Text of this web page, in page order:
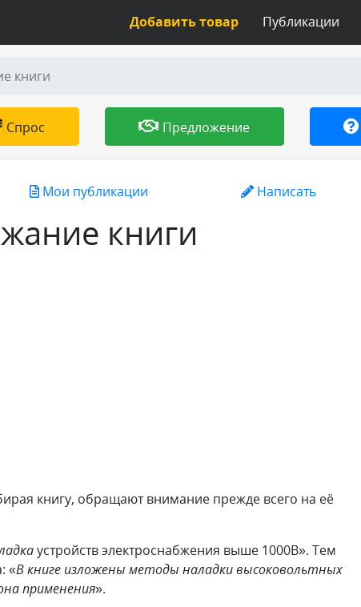
Публикации
Добавить товар
книги
Спрос Предложение
Мои публикации Написать
книги
книгу, обращают внимание прежде всего на её
устройств электроснабжения выше 1000В». Тем
«В книге изложены методы наладки высоковольтных
применения».